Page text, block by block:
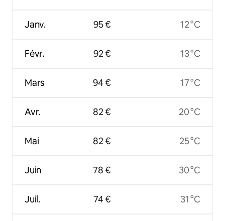
Janv.
Févr.
Mars
Avr.
Mai
Juin
Juil.
95 €
92 €
94 €
82 €
82 €
78 €
74 €
12 °C
13 °C
17 °C
20 °C
25 °C
30 °C
31 °C